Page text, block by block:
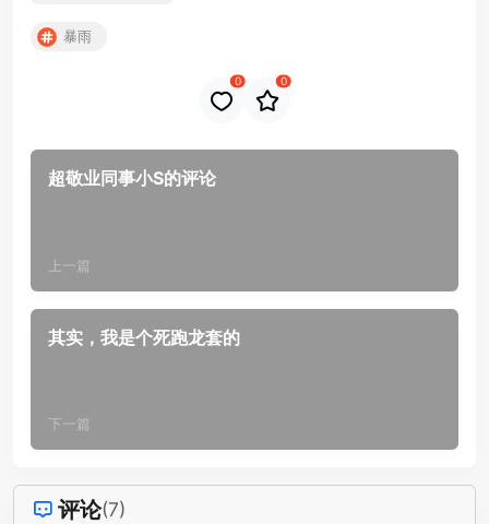
暴雨
0 0
超敬业同事小S的评论
上一篇
其实，我是个死跑龙套的
下一篇
评论(7)